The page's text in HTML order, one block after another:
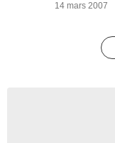
14 mars 2007